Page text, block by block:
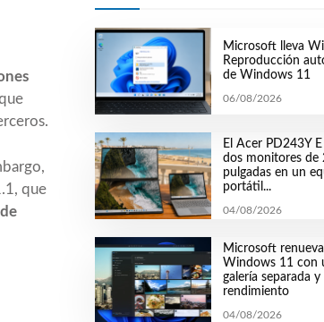
que
Microsoft lleva
Reproducción
de Windows 11
06/08/2026
El Acer PD243Y
dos monitores de
pulgadas en un
portátil...
04/08/2026
Microsoft
Windows 11 con
galería separada y
rendimiento
04/08/2026